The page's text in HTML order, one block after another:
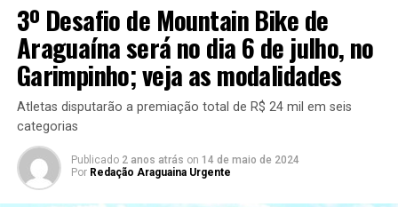
3º Desafio de Mountain Bike de
Araguaína será no dia 6 de julho, no
Garimpinho; veja as modalidades
Atletas disputarão a premiação total de R$ 24 mil em seis
categorias
Publicado 2 anos atrás on 14 de maio de 2024
Por Redação Araguaina Urgente